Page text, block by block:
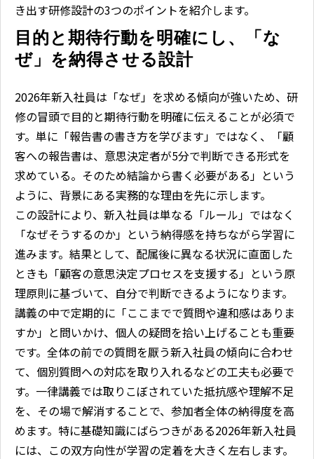
き出す研修設計の3つのポイントを紹介します。
目的と期待行動を明確にし、「な
ぜ」を納得させる設計
2026年新入社員は「なぜ」を求める傾向が強いため、研
修の冒頭で目的と期待行動を明確に伝えることが必須で
す。単に「報告書の書き方を学びます」ではなく、「顧
客への報告書は、意思決定者が5分で判断できる形式を
求めている。そのため結論から書く必要がある」という
ように、背景にある実務的な理由を先に示します。
この設計により、新入社員は単なる「ルール」ではなく
「なぜそうするのか」という納得感を持ちながら学習に
進みます。結果として、配属後に異なる状況に直面した
ときも「顧客の意思決定プロセスを支援する」という原
理原則に基づいて、自分で判断できるようになります。
講義の中で定期的に「ここまでで質問や違和感はありま
すか」と問いかけ、個人の疑問を拾い上げることも重要
です。全体の前での質問を厭う新入社員の傾向に合わせ
て、個別質問への対応を取り入れるなどの工夫も必要で
す。一律講義では取りこぼされていた抵抗感や理解不足
を、その場で解消することで、参加者全体の納得度を高
めます。特に基礎知識にばらつきがある2026年新入社員
には、この双方向性が学習の定着を大きく左右します。